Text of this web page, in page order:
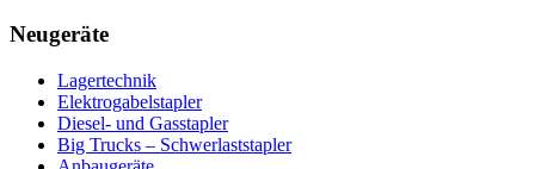
Neugeräte
Lagertechnik
Elektrogabelstapler
Diesel- und Gasstapler
Big Trucks – Schwerlaststapler